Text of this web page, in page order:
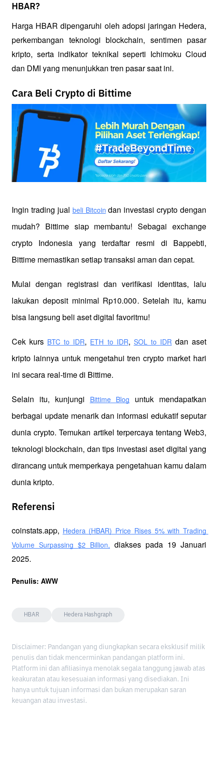
HBAR?
Harga HBAR dipengaruhi oleh adopsi jaringan Hedera,
perkembangan teknologi blockchain, sentimen pasar
kripto, serta indikator teknikal seperti Ichimoku Cloud
dan DMI yang menunjukkan tren pasar saat ini.
Cara Beli Crypto di Bittime
Ingin trading jual beli Bitcoin dan investasi crypto dengan
mudah? Bittime siap membantu! Sebagai exchange
crypto Indonesia yang terdaftar resmi di Bappebti,
Bittime memastikan setiap transaksi aman dan cepat.
Mulai dengan registrasi dan verifikasi identitas, lalu
lakukan deposit minimal Rp10.000. Setelah itu, kamu
bisa langsung beli aset digital favoritmu!
Cek kurs BTC to IDR, ETH to IDR, SOL to IDR dan aset
kripto lainnya untuk mengetahui tren crypto market hari
ini secara real-time di Bittime.
Selain itu, kunjungi Bittime Blog
untuk mendapatkan
berbagai update menarik dan informasi edukatif seputar
dunia crypto. Temukan artikel terpercaya tentang Web3,
teknologi blockchain, dan tips investasi aset digital yang
dirancang untuk memperkaya pengetahuan kamu dalam
dunia kripto.
Referensi
coinstats.app, Hedera (HBAR) Price Rises 5% with Trading
Volume Surpassing $2 Billion, diakses pada 19 Januari
2025.
Penulis: AWW
HBAR Hedera Hashgraph
Disclaimer: Pandangan yang diungkapkan secara eksklusif milik
penulis dan tidak mencerminkan pandangan platform ini.
Platform ini dan afiliasinya menolak segala tanggung jawab atas
keakuratan atau kesesuaian informasi yang disediakan. Ini
hanya untuk tujuan informasi dan bukan merupakan saran
keuangan atau investasi.